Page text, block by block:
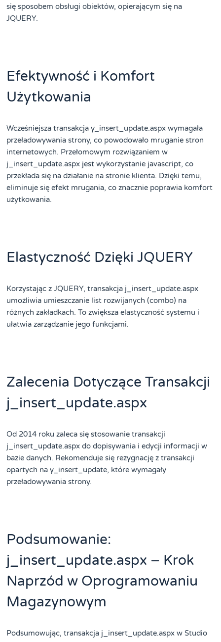
się sposobem obsługi obiektów, opierającym się na
JQUERY.
Efektywność i Komfort
Użytkowania
Wcześniejsza transakcja y_insert_update.aspx wymagała
przeładowywania strony, co powodowało mruganie stron
internetowych. Przełomowym rozwiązaniem w
j_insert_update.aspx jest wykorzystanie javascript, co
przekłada się na działanie na stronie klienta. Dzięki temu,
eliminuje się efekt mrugania, co znacznie poprawia komfort
użytkowania.
Elastyczność Dzięki JQUERY
Korzystając z JQUERY, transakcja j_insert_update.aspx
umożliwia umieszczanie list rozwijanych (combo) na
różnych zakładkach. To zwiększa elastyczność systemu i
ułatwia zarządzanie jego funkcjami.
Zalecenia Dotyczące Transakcji
j_insert_update.aspx
Od 2014 roku zaleca się stosowanie transakcji
j_insert_update.aspx do dopisywania i edycji informacji w
bazie danych. Rekomenduje się rezygnację z transakcji
opartych na y_insert_update, które wymagały
przeładowywania strony.
Podsumowanie:
j_insert_update.aspx – Krok
Naprzód w Oprogramowaniu
Magazynowym
Podsumowując, transakcja j_insert_update.aspx w Studio